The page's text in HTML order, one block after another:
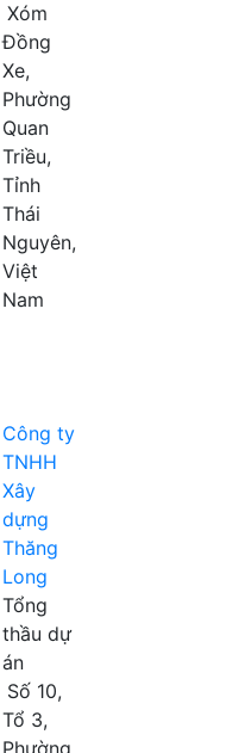
Xóm
Đồng
Xe,
Phường
Quan
Triều,
Tỉnh
Thái
Nguyên,
Việt
Nam
Công ty
TNHH
Xây
dựng
Thăng
Long
Tổng
thầu dự
án
Số 10,
Tổ 3,
Phường